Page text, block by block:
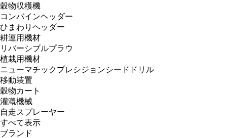
穀物収穫機
コンバインヘッダー
ひまわりヘッダー
耕運用機材
リバーシブルプラウ
植栽用機材
ニューマチックプレシジョンシードドリル
移動装置
穀物カート
灌漑機械
自走スプレーヤー
すべて表示
ブランド